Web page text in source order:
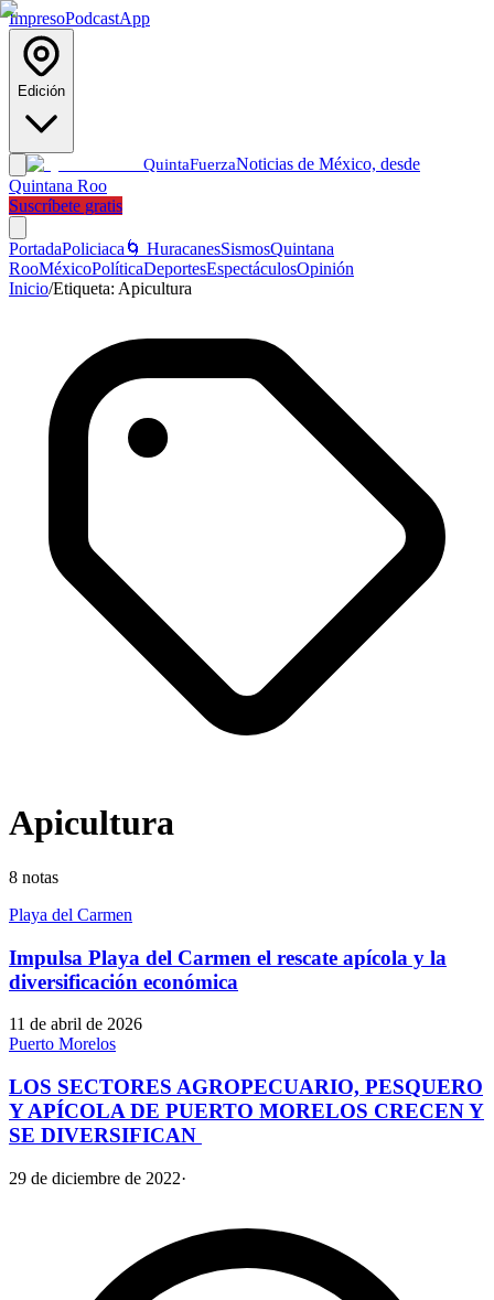
ImpresoPodcastApp
Edición
QuintaFuerzaNoticias de México, desde
Quintana Roo
Suscríbete gratis
PortadaPoliciaca 🌀 HuracanesSismosQuintana
RooMéxicoPolíticaDeportesEspectáculosOpinión
Inicio/Etiqueta: Apicultura
Apicultura
8 notas
Playa del Carmen
Impulsa Playa del Carmen el rescate apícola y la
diversificación económica
11 de abril de 2026
Puerto Morelos
LOS SECTORES AGROPECUARIO, PESQUERO
Y APÍCOLA DE PUERTO MORELOS CRECEN Y
SE DIVERSIFICAN
29 de diciembre de 2022·